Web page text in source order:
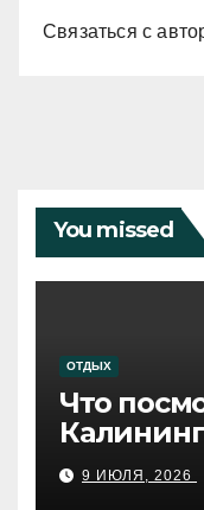
Связаться с
You missed
ОТДЫХ
Что
9 ИЮЛЯ, 2026